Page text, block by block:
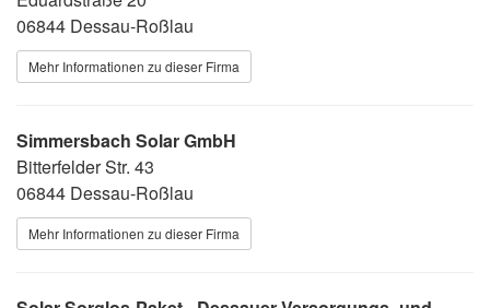
06844 Dessau-Roßlau
Mehr Informationen zu dieser Firma
Simmersbach Solar GmbH
Bitterfelder Str. 43
06844 Dessau-Roßlau
Mehr Informationen zu dieser Firma